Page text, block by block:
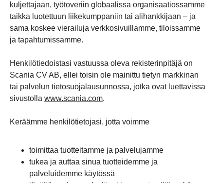
kuljettajaan, työtoveriin globaalissa organisaatiossamme
taikka luotettuun liikekumppaniin tai alihankkijaan – ja
sama koskee vierailuja verkkosivuillamme, tiloissamme
ja tapahtumissamme.
Henkilötiedoistasi vastuussa oleva rekisterinpitäjä on
Scania CV AB, ellei toisin ole mainittu tietyn markkinan
tai palvelun tietosuojalausunnossa, jotka ovat luettavissa
sivustolla www.scania.com.
Keräämme henkilötietojasi, jotta voimme
toimittaa tuotteitamme ja palvelujamme
tukea ja auttaa sinua tuotteidemme ja
palveluidemme käytössä